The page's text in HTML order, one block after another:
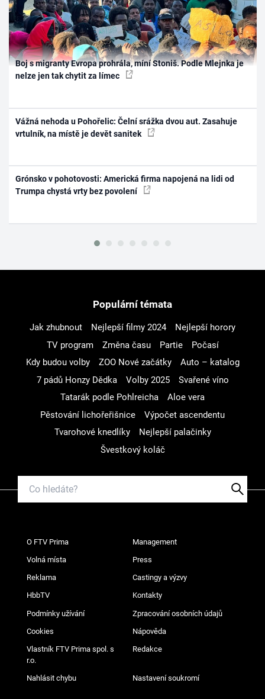
Boj s migranty Evropa prohrála, míní Stoniš. Podle Mlejnka je
nelze jen tak chytit za límec
Vážná nehoda u Pohořelic: Čelní srážka dvou aut. Zasahuje
vrtulník, na místě je devět sanitek
Grónsko v pohotovosti: Americká firma napojená na lidi od
Trumpa chystá vrty bez povolení
Populární témata
Jak zhubnout Nejlepší filmy 2024
Nejlepší horory
TV program
Změna času Partie
Počasí
Kdy budou volby
ZOO Nové začátky
Auto – katalog
7 pádů Honzy Dědka
Volby 2025
Svařené víno
Tatarák podle Pohlreicha
Aloe vera
Pěstování lichořeřišnice
Výpočet ascendentu
Tvarohové knedlíky
Nejlepší palačinky
Švestkový koláč
O FTV Prima Management
Volná místa Press
Reklama Castingy a výzvy
HbbTV Kontakty
Podmínky užívání Zpracování osobních údajů
Cookies Nápověda
Vlastník FTV Prima spol. s
r.o.
Redakce
Nahlásit chybu Nastavení soukromí